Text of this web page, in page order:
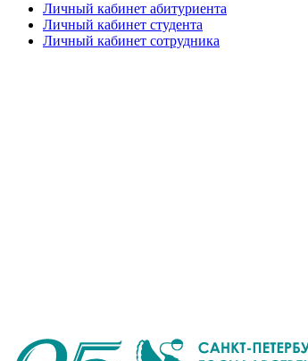
Личный кабинет абитуриента
Личный кабинет студента
Личный кабинет сотрудника